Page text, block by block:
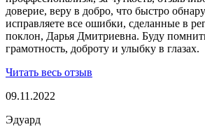
доверие, веру в добро, что быстро
исправляете все ошибки, сделанные в
поклон, Дарья Дмитриевна. Буду
грамотность, доброту и улыбку в глазах.
Читать весь отзыв
09.11.2022
Эдуард